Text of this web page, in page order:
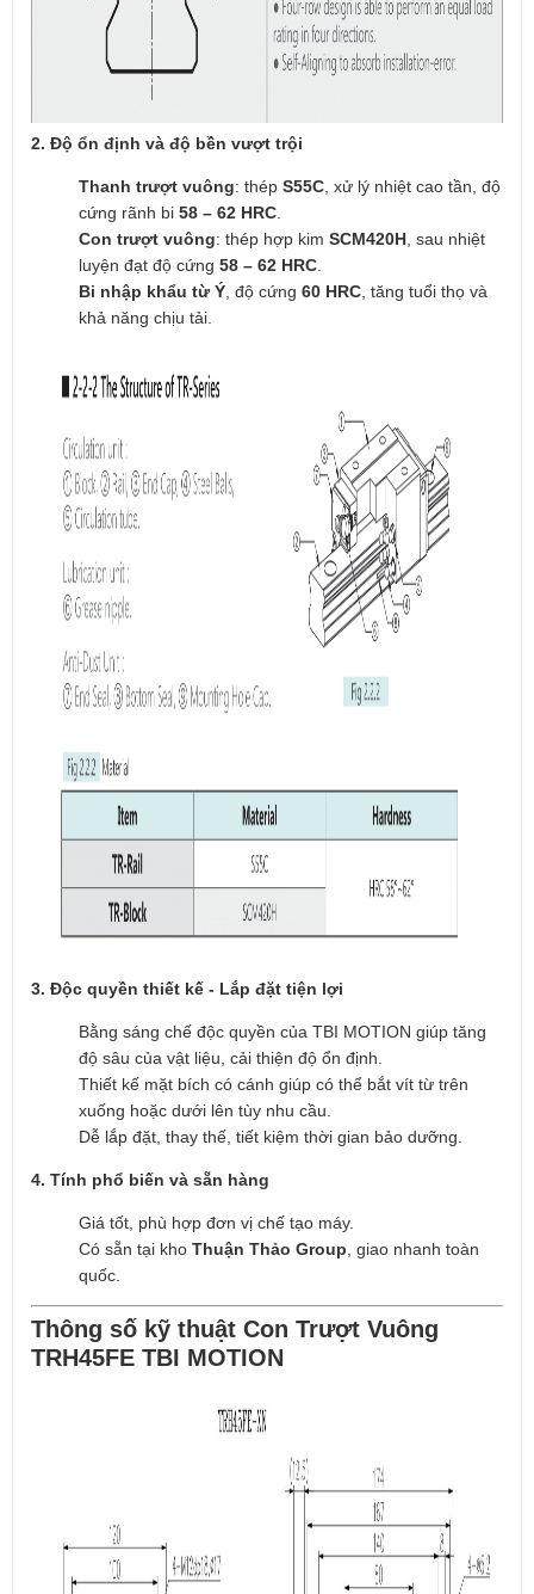
2. Độ ổn định và độ bền vượt trội
Thanh trượt vuông: thép S55C , xử lý nhiệt cao tần, độ
cứng rãnh bi 58 – 62 HRC
Con trượt vuông: thép hợp kim SCM420H , sau nhiệt
luyện đạt độ cứng 58 – 62 HRC
Bi nhập khẩu từ Ý , độ cứng 60 HRC , tăng tuổi thọ và
khả năng chịu tải.
3. Độc quyền thiết kế - Lắp đặt tiện lợi
Bằng sáng chế độc quyền của TBI MOTION giúp tăng
độ sâu của vật liệu, cải thiện độ ổn định.
Thiết kế mặt bích có cánh giúp có thể bắt vít từ trên
xuống hoặc dưới lên tùy nhu cầu.
Dễ lắp đặt, thay thế, tiết kiệm thời gian bảo dưỡng.
4. Tính phổ biến và sẵn hàng
Giá tốt, phù hợp đơn vị chế tạo máy.
Có sẵn tại kho Thuận Thảo Group , giao nhanh toàn
quốc.
Thông số kỹ thuật Con Trượt Vuông
TRH45FE TBI MOTION